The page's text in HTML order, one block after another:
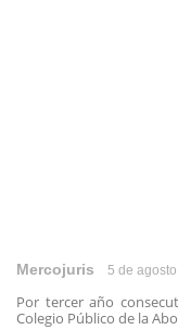
Mercojuris 5 de
Por tercer año
Colegio Público de la